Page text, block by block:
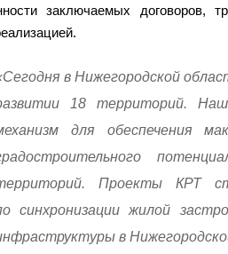
заключаемых договоров,
в Нижегородской
18 территорий.
для обеспечения
Проекты КРТ
синхронизации жилой
в